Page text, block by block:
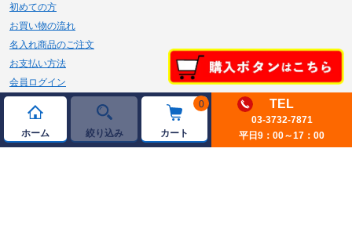
ホーム 絞り込み
0
カート
TEL
03-3732-7871
平日9：00～17：00
初めての方
お買い物の流れ
名入れ商品のご注文
お支払い方法
会員ログイン
メルマガ登録
新規会員登録
ページトップへ